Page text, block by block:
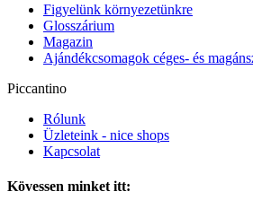
Figyelünk környezetünkre
Glosszárium
Magazin
Ajándékcsomagok céges- és
Piccantino
Rólunk
Üzleteink - nice shops
Kapcsolat
Kövessen minket itt: